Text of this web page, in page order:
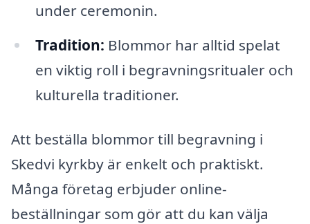
under ceremonin.
Tradition: Blommor har alltid spelat
en viktig roll i begravningsritualer och
kulturella traditioner.
Att beställa blommor till begravning i
Skedvi kyrkby är enkelt och praktiskt.
Många företag erbjuder online-
beställningar som gör att du kan välja